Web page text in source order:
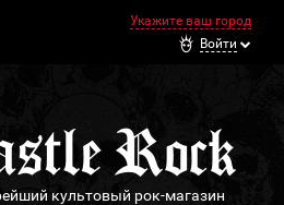
Укажите ваш город
Войти
культовый рок-магазин